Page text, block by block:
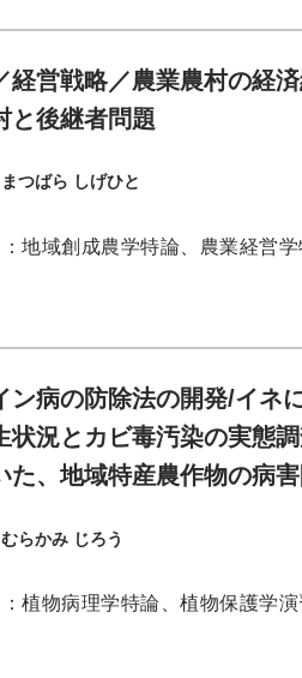
経営戦略／農業農村の経
と後継者問題
まつばら しげひと
地域創成農学特論、農業経営
ン病の防除法の開発/イネ
状況とカビ毒汚染の実態
た、地域特産農作物の病
むらかみ じろう
植物病理学特論、植物保護学演